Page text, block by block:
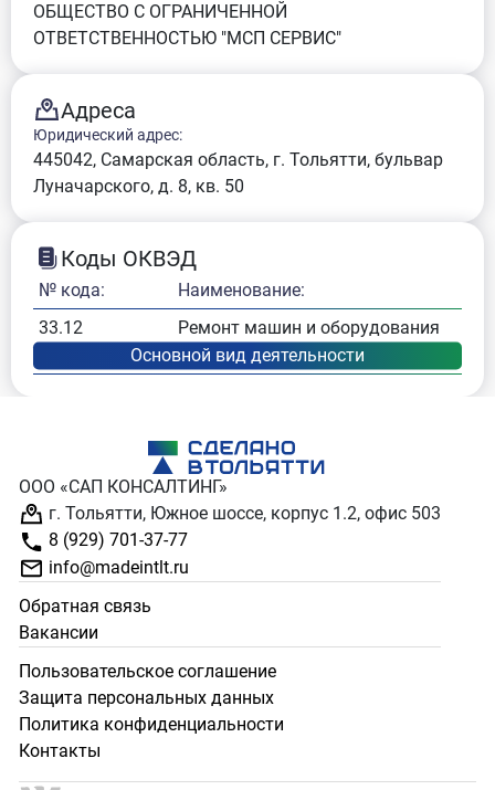
ОБЩЕСТВО С ОГРАНИЧЕННОЙ
ОТВЕТСТВЕННОСТЬЮ "МСП СЕРВИС"
Адреса
Юридический адрес:
445042, Самарская область, г. Тольятти, бульвар
Луначарского, д. 8, кв. 50
Коды ОКВЭД
№ кода:
Наименование:
33.12
Ремонт машин и оборудования
ООО «САП КОНСАЛТИНГ»
г. Тольятти, Южное шоссе, корпус 1.2, офис 503
8 (929) 701-37-77
info@madeintlt.ru
Обратная связь
Вакансии
Пользовательское соглашение
Защита персональных данных
Политика конфиденциальности
Контакты